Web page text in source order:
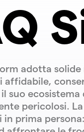
adotta
affidabile,
suo
pericolosi.
in prima